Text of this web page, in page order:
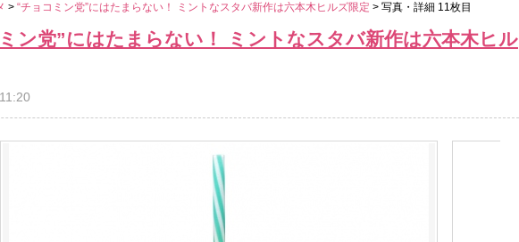
> “チョコミン党”にはたまらない！ ミントなスタバ新作は六本木ヒルズ限定 > 写真・詳細 11枚目
ン党”にはたまらない！ ミントなスタバ新作は六本木ヒル